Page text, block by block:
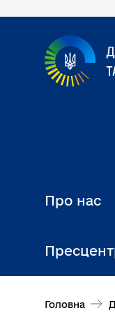
Перейти
основного
вмісту
Про нас
Головна